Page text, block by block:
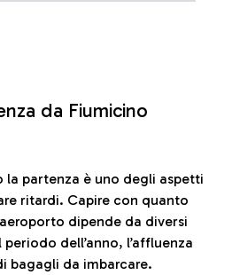
da Fiumicino
la partenza è uno degli aspetti
ritardi. Capire con quanto
dipende da diversi
dell’anno, l’affluenza
bagagli da imbarcare.